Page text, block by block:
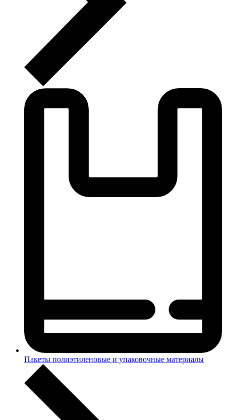
Пакеты полиэтиленовые и упаковочные материалы